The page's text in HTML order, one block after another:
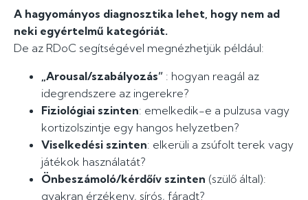
A hagyományos diagnosztika lehet, hogy nem ad
neki egyértelmű kategóriát.
De az RDoC segítségével megnézhetjük például:
„Arousal/szabályozás” : hogyan reagál az
idegrendszere az ingerekre?
Fiziológiai szinten: emelkedik-e a pulzusa vagy
kortizolszintje egy hangos helyzetben?
Viselkedési szinten: elkerüli a zsúfolt terek vagy
játékok használatát?
Önbeszámoló/kérdőív szinten (szülő által):
gyakran érzékeny, sírós, fáradt?